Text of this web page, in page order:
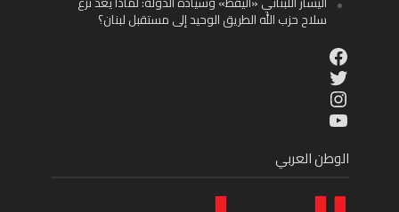
سلاح حزب الله الطريق الوحيد إلى مستقبل لبنان؟
Facebook
Twitter
Instagram
YouTube
الوطن العربي